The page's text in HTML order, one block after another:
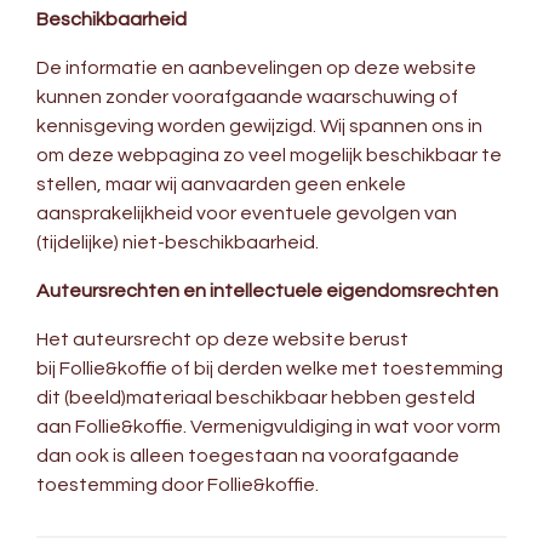
Beschikbaarheid
De informatie en aanbevelingen op deze website
kunnen zonder voorafgaande waarschuwing of
kennisgeving worden gewijzigd. Wij spannen ons in
om deze webpagina zo veel mogelijk beschikbaar te
stellen, maar wij aanvaarden geen enkele
aansprakelijkheid voor eventuele gevolgen van
(tijdelijke) niet-beschikbaarheid.
Auteursrechten en intellectuele eigendomsrechten
Het auteursrecht op deze website berust
bij Follie&koffie of bij derden welke met toestemming
dit (beeld)materiaal beschikbaar hebben gesteld
aan Follie&koffie. Vermenigvuldiging in wat voor vorm
dan ook is alleen toegestaan na voorafgaande
toestemming door Follie&koffie.